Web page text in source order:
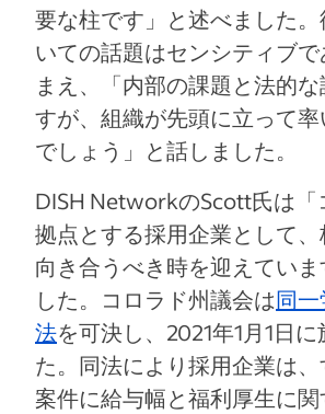
要な柱です」と述べました
いての話題はセンシティブ
まえ、「内部の課題と法的な
すが、組織が先頭に立って率
でしょう」と話しました。
DISH NetworkのScott氏は「
拠点とする採用企業として、
向き合うべき時を迎えていま
した。コロラド州議会は同
法を可決し、2021年1月1日
た。同法により採用企業は、
案件に給与幅と福利厚生に